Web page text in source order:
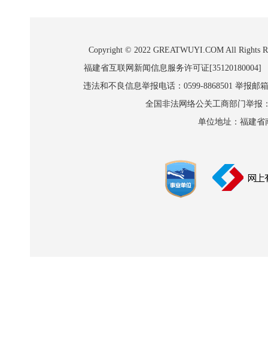
Copyright © 2022 GREATWUYI.COM All Rights
福建省互联网新闻信息服务许可证
违法和不良信息举报电话：0599-8868501 举报邮
全国非法网络公关工商部门举报
单位地址：福建省